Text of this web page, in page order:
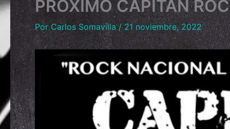
PRÓXIMO CAPITÁN
PorCarlos Somavilla/21 noviembre, 2022